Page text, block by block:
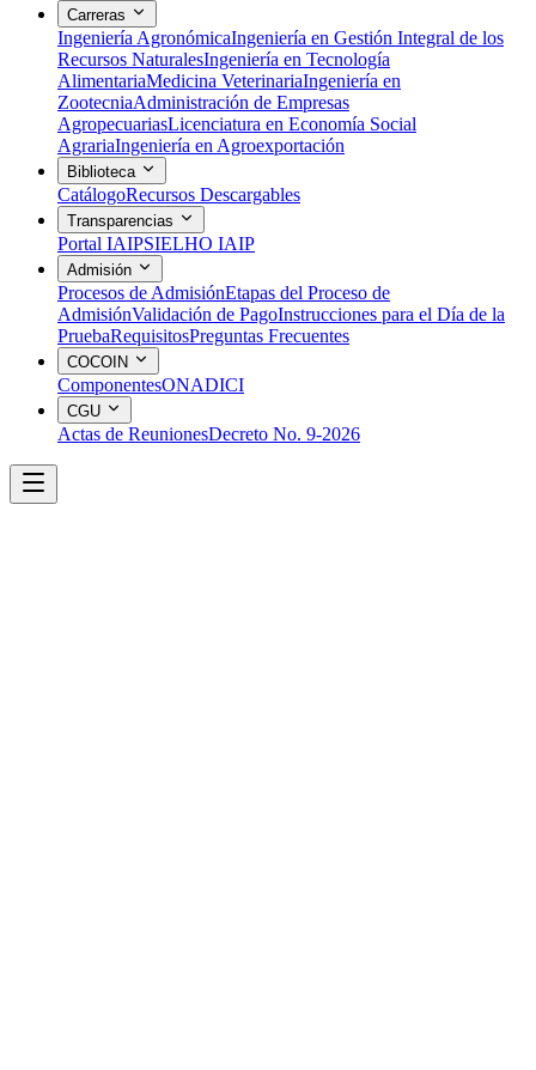
Carreras
Ingeniería AgronómicaIngeniería en Gestión Integral de los
Recursos NaturalesIngeniería en Tecnología
AlimentariaMedicina VeterinariaIngeniería en
ZootecniaAdministración de Empresas
AgropecuariasLicenciatura en Economía Social
AgrariaIngeniería en Agroexportación
Biblioteca
CatálogoRecursos Descargables
Transparencias
Portal IAIPSIELHO IAIP
Admisión
Procesos de AdmisiónEtapas del Proceso de
AdmisiónValidación de PagoInstrucciones para el Día de la
PruebaRequisitosPreguntas Frecuentes
COCOIN
ComponentesONADICI
CGU
Actas de ReunionesDecreto No. 9-2026